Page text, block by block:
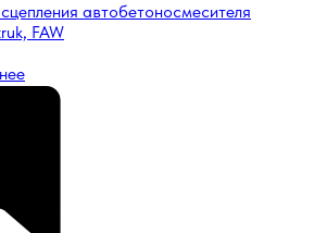
автобетоносмесителя
FAW